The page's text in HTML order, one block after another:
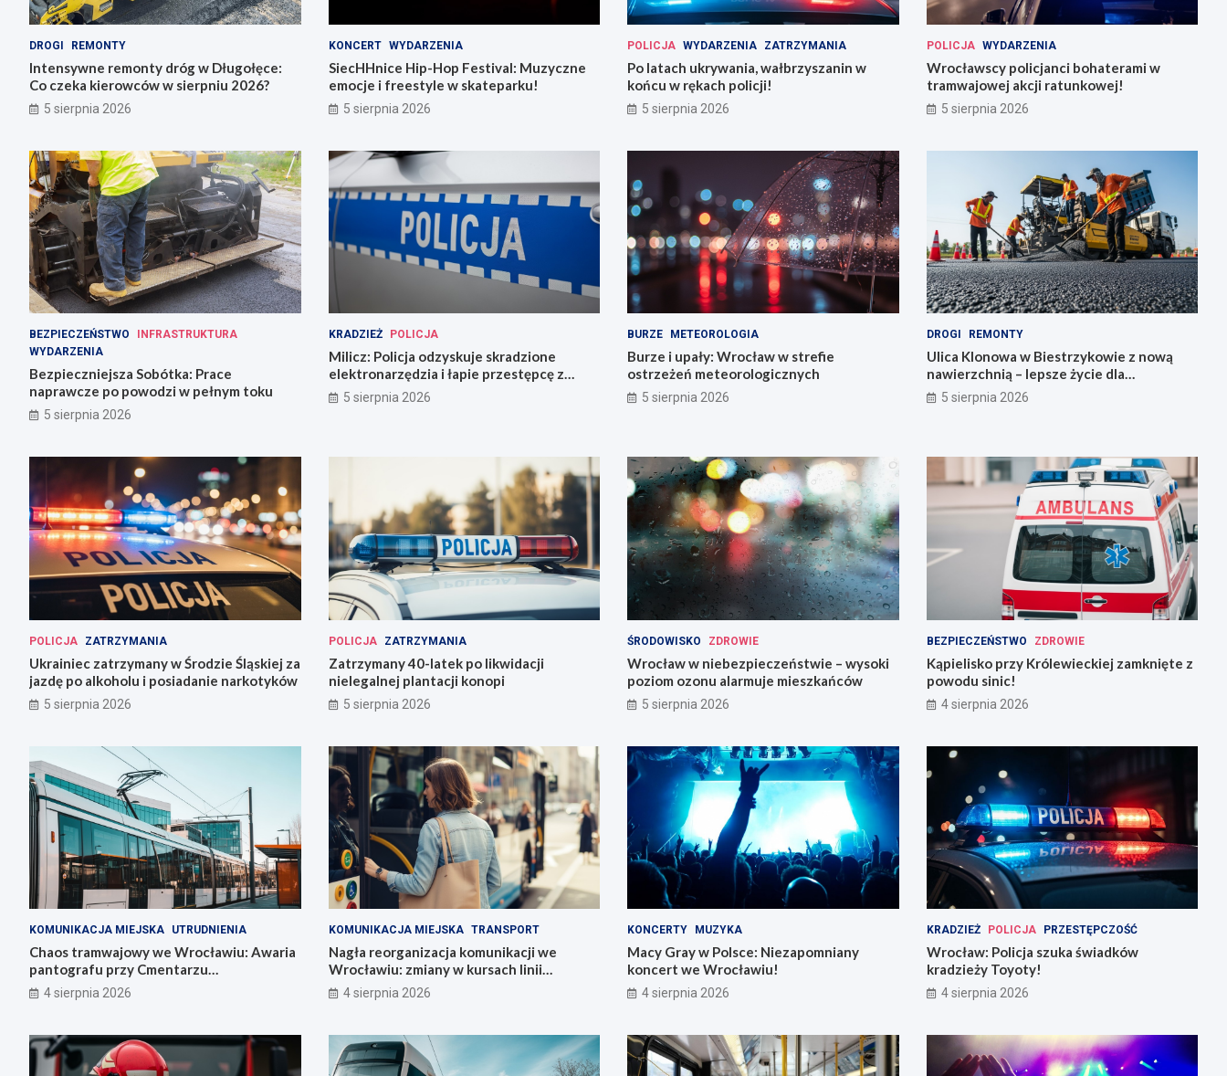
DROGI REMONTY
Intensywne remonty dróg w Długołęce:
Co czeka kierowców w sierpniu 2026?
5 sierpnia 2026
KONCERT WYDARZENIA
SiecHHnice Hip-Hop Festival: Muzyczne
emocje i freestyle w skateparku!
5 sierpnia 2026
POLICJA WYDARZENIA ZATRZYMANIA
Po latach ukrywania, wałbrzyszanin w
końcu w rękach policji!
5 sierpnia 2026
POLICJA WYDARZENIA
Wrocławscy policjanci bohaterami w
tramwajowej akcji ratunkowej!
5 sierpnia 2026
BEZPIECZEŃSTWO
INFRASTRUKTURA
WYDARZENIA
Bezpieczniejsza Sobótka: Prace
naprawcze po powodzi w pełnym toku
5 sierpnia 2026
KRADZIEŻ POLICJA
Milicz: Policja odzyskuje skradzione
elektronarzędzia i łapie przestępcę z
narkotykami
5 sierpnia 2026
BURZE METEOROLOGIA
Burze i upały: Wrocław w strefie
ostrzeżeń meteorologicznych
5 sierpnia 2026
DROGI REMONTY
Ulica Klonowa w Biestrzykowie z nową
nawierzchnią – lepsze życie dla
mieszkańców!
5 sierpnia 2026
POLICJA ZATRZYMANIA
Ukrainiec zatrzymany w Środzie Śląskiej za
jazdę po alkoholu i posiadanie narkotyków
5 sierpnia 2026
POLICJA ZATRZYMANIA
Zatrzymany 40-latek po likwidacji
nielegalnej plantacji konopi
5 sierpnia 2026
ŚRODOWISKO ZDROWIE
Wrocław w niebezpieczeństwie – wysoki
poziom ozonu alarmuje mieszkańców
5 sierpnia 2026
BEZPIECZEŃSTWO ZDROWIE
Kąpielisko przy Królewieckiej zamknięte z
powodu sinic!
4 sierpnia 2026
KOMUNIKACJA MIEJSKA UTRUDNIENIA
Chaos tramwajowy we Wrocławiu: Awaria
pantografu przy Cmentarzu
Grabiszyńskim
4 sierpnia 2026
KOMUNIKACJA MIEJSKA TRANSPORT
Nagła reorganizacja komunikacji we
Wrocławiu: zmiany w kursach linii
autobusowych!
4 sierpnia 2026
KONCERTY MUZYKA
Macy Gray w Polsce: Niezapomniany
koncert we Wrocławiu!
4 sierpnia 2026
KRADZIEŻ POLICJA PRZESTĘPCZOŚĆ
Wrocław: Policja szuka świadków
kradzieży Toyoty!
4 sierpnia 2026